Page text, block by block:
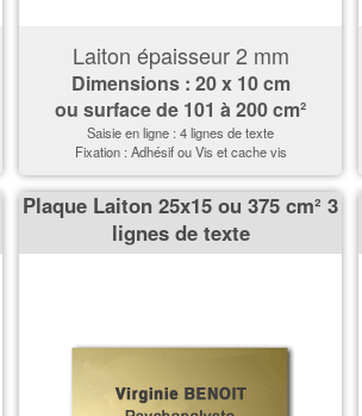
Laiton épaisseur 2 mm
Dimensions : 20 x 10 cm
ou surface de 101 à 200 cm²
Saisie en ligne : 4 lignes de texte
Fixation : Adhésif ou Vis et cache vis
Plaque Laiton 25x15 ou 375 cm² 3
lignes de texte